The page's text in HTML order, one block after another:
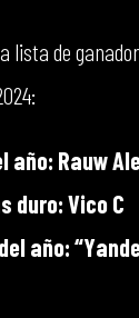
lista de
año: Rauw
duro: Vico C
año: